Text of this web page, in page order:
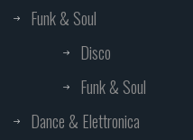
Funk & Soul
Disco
Funk & Soul
Dance & Elettronica